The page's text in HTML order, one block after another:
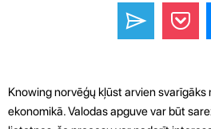
Knowing norvēģų kļūst arvien
ekonomikā. Valodas apguve var būt